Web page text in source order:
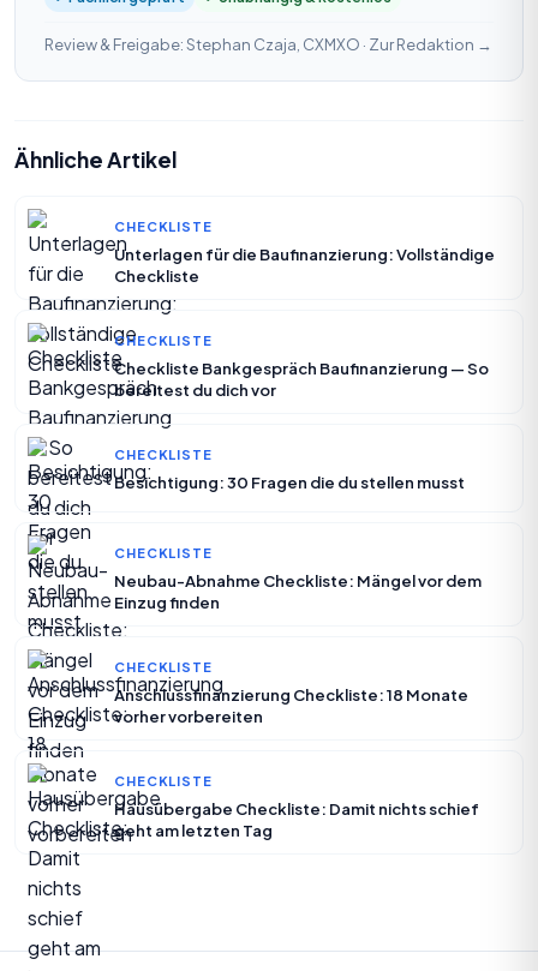
Review & Freigabe: Stephan Czaja, CXMXO · Zur Redaktion →
Ähnliche Artikel
CHECKLISTE
Unterlagen für die Baufinanzierung: Vollständige
Checkliste
CHECKLISTE
Checkliste Bankgespräch Baufinanzierung — So
bereitest du dich vor
CHECKLISTE
Besichtigung: 30 Fragen die du stellen musst
CHECKLISTE
Neubau-Abnahme Checkliste: Mängel vor dem
Einzug finden
CHECKLISTE
Anschlussfinanzierung Checkliste: 18 Monate
vorher vorbereiten
CHECKLISTE
Hausübergabe Checkliste: Damit nichts schief
geht am letzten Tag